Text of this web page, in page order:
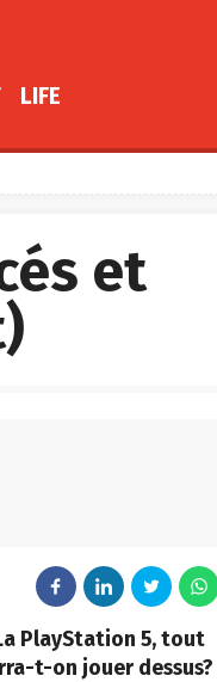
LIFE
et
PlayStation 5, tout
t-on jouer dessus?